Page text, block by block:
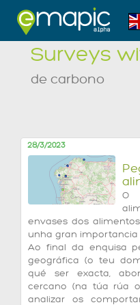
Surveys
de carbono
28/3/2023
O
envases dos
unha gran
Ao final da enquisa
geográfica (o teu
qué ser exacta,
cercano (na túa rúa
analizar os